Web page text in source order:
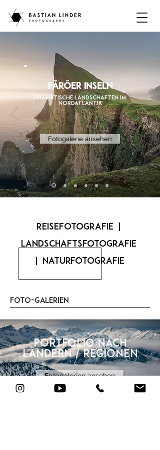
FÄröer Inseln
Dramatische Landschaften im
Nordatlantik
Fotogalerie ansehen
ReiseFotografie |
Landschaftsfotografie
| Naturfotografie
Foto-Galerien
Portfolio nach
Ländern / Regionen
Fotogalerien ansehen